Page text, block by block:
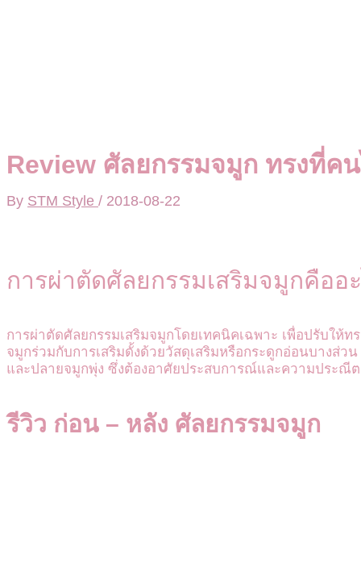
Review ศัลยกรรมจมูก ทรงที่ค
By STM Style / 2018-08-22
การผ่าตัดศัลยกรรมเสริมจมูกคืออ
การผ่าตัดศัลยกรรมเสริมจมูกโดยเทคนิคเฉพาะ เพื่อปรับให้
จมูกร่วมกับการเสริมดั้งด้วยวัสดุเสริมหรือกระดูกอ่อนบางส่
และปลายจมูกพุ่ง ซึ่งต้องอาศัยประสบการณ์และความประณี
รีวิว ก่อน – หลัง ศัลยกรรมจมูก